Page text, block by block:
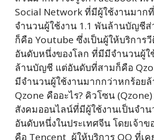
Social Network ที่มีผู้ใช้งานมาก
จำนวนผู้ใช้งาน 1.1 พันล้านบัญชี
ก็คือ Youtube ซึ่งเป็นผู้ให้บริการ
อันดับหนึ่งของโลก ที่มีมีจำนวนผู้ใ
ล้านบัญชี แต่อันดับที่สามก็คือ
มีจำนวนผู้ใช้งานมากกว่าหกร้อย
Qzone คืออะไร? คิวโซน
สังคมออนไลน์ที่มีผู้ใช้งานเป็นจำ
อันดับหนึ่งในประเทศจีน โดยเจ้าข
คือ Tencent ผู้ให้บริการ QQ ที่เค